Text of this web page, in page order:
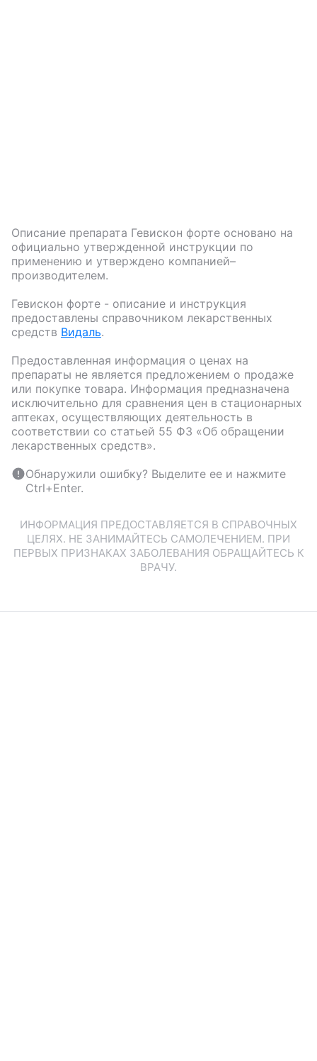
Описание препарата Гевискон форте основано на
официально утвержденной инструкции по
применению и утверждено компанией–
производителем.
Гевискон форте - описание и инструкция
предоставлены справочником лекарственных
средств Видаль.
Предоставленная информация о ценах на
препараты не является предложением о продаже
или покупке товара. Информация предназначена
исключительно для сравнения цен в стационарных
аптеках, осуществляющих деятельность в
соответствии со статьей 55 ФЗ «Об обращении
лекарственных средств».
Обнаружили ошибку? Выделите ее и нажмите
Ctrl+Enter.
ИНФОРМАЦИЯ ПРЕДОСТАВЛЯЕТСЯ В СПРАВОЧНЫХ
ЦЕЛЯХ. НЕ ЗАНИМАЙТЕСЬ САМОЛЕЧЕНИЕМ. ПРИ
ПЕРВЫХ ПРИЗНАКАХ ЗАБОЛЕВАНИЯ ОБРАЩАЙТЕСЬ К
ВРАЧУ.